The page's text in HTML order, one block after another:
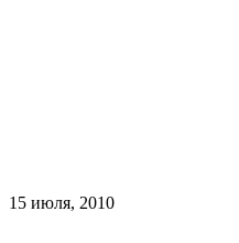
15 июля, 2010